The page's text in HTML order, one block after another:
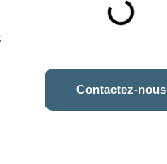
Contactez-nous